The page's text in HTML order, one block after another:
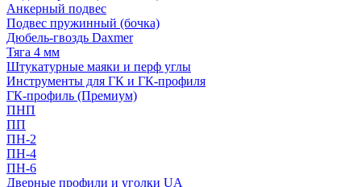
Анкерный подвес
Подвес пружинный (бочка)
Дюбель-гвоздь Daxmer
Тяга 4 мм
Штукатурные маяки и перф углы
Инструменты для ГК и ГК-профиля
ГК-профиль (Премиум)
ПНП
ПП
ПН-2
ПН-4
ПН-6
Дверные профили и уголки UA